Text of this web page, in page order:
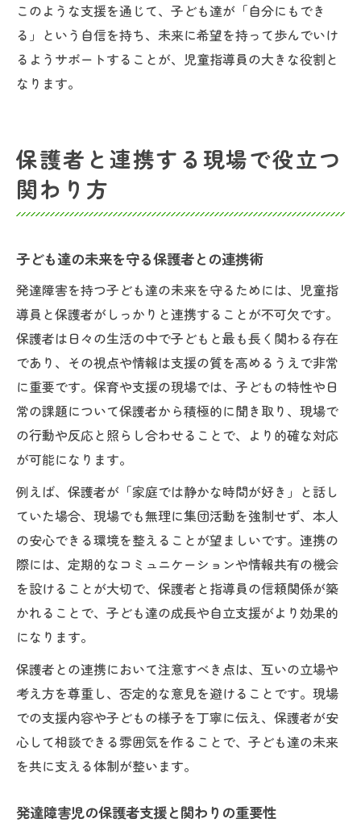
このような支援を通じて、子ども達が「自分にもでき
る」という自信を持ち、未来に希望を持って歩んでいけ
るようサポートすることが、児童指導員の大きな役割と
なります。
保護者と連携する現場で役立つ
関わり方
子ども達の未来を守る保護者との連携術
発達障害を持つ子ども達の未来を守るためには、児童指
導員と保護者がしっかりと連携することが不可欠です。
保護者は日々の生活の中で子どもと最も長く関わる存在
であり、その視点や情報は支援の質を高めるうえで非常
に重要です。保育や支援の現場では、子どもの特性や日
常の課題について保護者から積極的に聞き取り、現場で
の行動や反応と照らし合わせることで、より的確な対応
が可能になります。
例えば、保護者が「家庭では静かな時間が好き」と話し
ていた場合、現場でも無理に集団活動を強制せず、本人
の安心できる環境を整えることが望ましいです。連携の
際には、定期的なコミュニケーションや情報共有の機会
を設けることが大切で、保護者と指導員の信頼関係が築
かれることで、子ども達の成長や自立支援がより効果的
になります。
保護者との連携において注意すべき点は、互いの立場や
考え方を尊重し、否定的な意見を避けることです。現場
での支援内容や子どもの様子を丁寧に伝え、保護者が安
心して相談できる雰囲気を作ることで、子ども達の未来
を共に支える体制が整います。
発達障害児の保護者支援と関わりの重要性